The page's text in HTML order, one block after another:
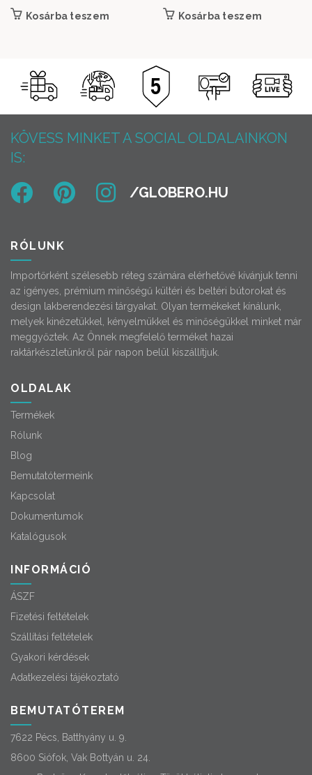
Kosárba teszem Kosárba teszem
KÖVESS MINKET A SOCIAL OLDALAINKON
IS:
RÓLUNK
Importőrként szélesebb réteg számára elérhetővé kívánjuk tenni
az igényes, prémium minőségű kültéri és beltéri bútorokat és
design lakberendezési tárgyakat. Olyan termékeket kínálunk,
melyek kinézetükkel, kényelmükkel és minőségükkel minket már
meggyőztek. Az Önnek megfelelő terméket hazai
raktárkészletünkről pár napon belül kiszállítjuk.
OLDALAK
Termékek
Rólunk
Blog
Bemutatótermeink
Kapcsolat
Dokumentumok
Katalógusok
INFORMÁCIÓ
ÁSZF
Fizetési feltételek
Szállítási feltételek
Gyakori kérdések
Adatkezelési tájékoztató
BEMUTATÓTEREM
7622 Pécs, Batthyány u. 9.
8600 Siófok, Vak Bottyán u. 24.